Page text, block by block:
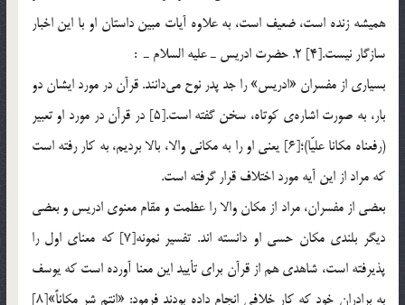
همیشه زنده است، ضعیف است، به علاوه آیات مبین داستان او با این اخبار
سازگار نیست.[4] 2. حضرت ادريس ـ عليه السلام ـ :
بسياري از مفسران «ادريس» را جد پدر نوح مي‌دانند. قرآن در مورد ايشان دو
بار، به صورت اشاره‌ي كوتاه، سخن گفته است.[5] در قرآن در مورد او تعبير
(رفعناه مكانا عليّا)؛[6] يعني او را به مكاني والا، بالا برديم، به كار رفته است
كه مراد از اين آيه مورد اختلاف قرار گرفته است.
بعضي از مفسران، مراد از مکان والا را عظمت و مقام معنوي ادريس و بعضي
ديگر بلندي مكان حسي او دانسته اند. تفسير نمونه[7] که معناي اول را
پذيرفته است، شاهدي هم از قرآن براي تأييد اين معنا آورده است كه يوسف
به برادران خود كه كار خلافي انجام داده بودند فرمود: «انتم شر مكاناً»[8]